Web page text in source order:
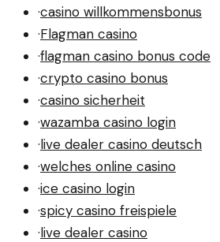
·casino willkommensbonus
·Flagman casino
·flagman casino bonus code
·crypto casino bonus
·casino sicherheit
·wazamba casino login
·live dealer casino deutsch
·welches online casino
·ice casino login
·spicy casino freispiele
·live dealer casino